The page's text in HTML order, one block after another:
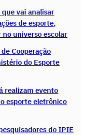
vai analisar
de esporte,
universo escolar
Cooperação
do Esporte
realizam evento
esporte eletrônico
do IPIE